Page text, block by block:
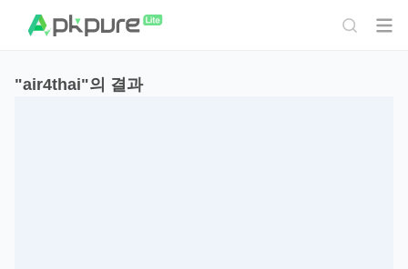
"air4thai"의 결과